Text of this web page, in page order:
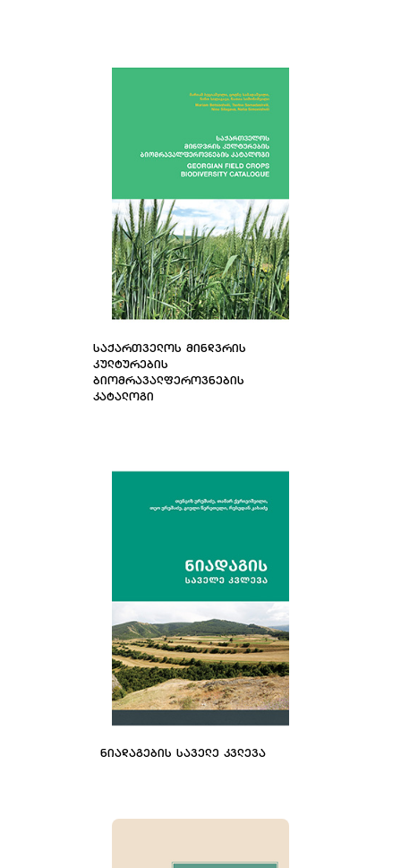
ᲡᲐᲥᲐᲠᲗᲕᲔᲚᲝᲡ ᲛᲘᲜᲓᲕᲠᲘᲡ
ᲙᲣᲚᲢᲣᲠᲔᲑᲘᲡ
ᲑᲘᲝᲛᲠᲐᲕᲐᲚᲤᲔᲠᲝᲕᲜᲔᲑᲘᲡ
ᲙᲐᲢᲐᲚᲝᲒᲘ
ᲜᲘᲐᲓᲐᲒᲔᲑᲘᲡ ᲡᲐᲕᲔᲚᲔ ᲙᲕᲚᲔᲕᲐ